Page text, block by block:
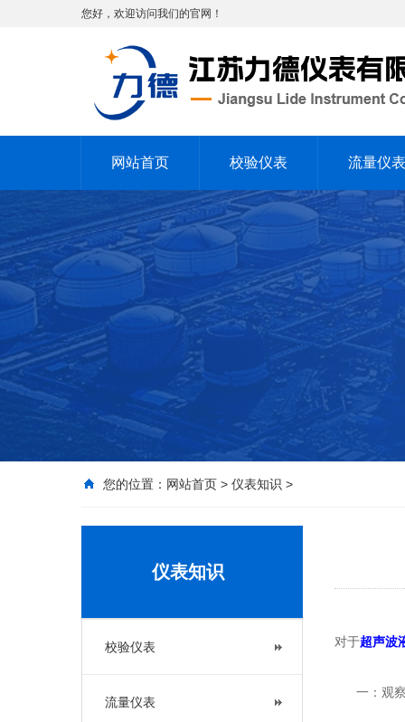
您好，欢迎访问我们的官网！
网站首页 校验仪表 流量仪表
您的位置： 网站首页 > 仪表知识 >
仪表知识
校验仪表
流量仪表
对于超声波
一：观察